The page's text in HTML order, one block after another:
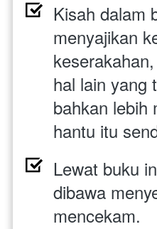
Kisah dalam
menyajikan
hal lain yang
bahkan lebih
hantu itu
Lewat buku
dibawa
mencekam.